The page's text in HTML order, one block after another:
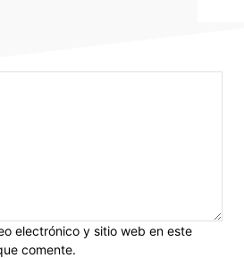
electrónico y sitio web en este
comente.